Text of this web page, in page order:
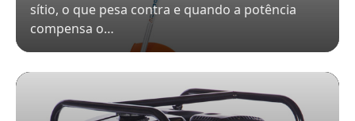
sítio, o que pesa contra e quando a potência
compensa o…